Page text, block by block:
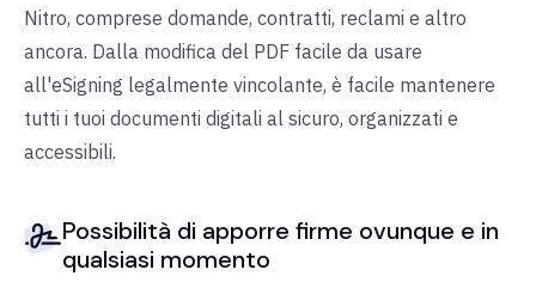
Nitro, comprese domande, contratti, reclami e altro
ancora. Dalla modifica del PDF facile da usare
all'eSigning legalmente vincolante, è facile mantenere
tutti i tuoi documenti digitali al sicuro, organizzati e
accessibili.
Possibilità di apporre firme ovunque e in
qualsiasi momento